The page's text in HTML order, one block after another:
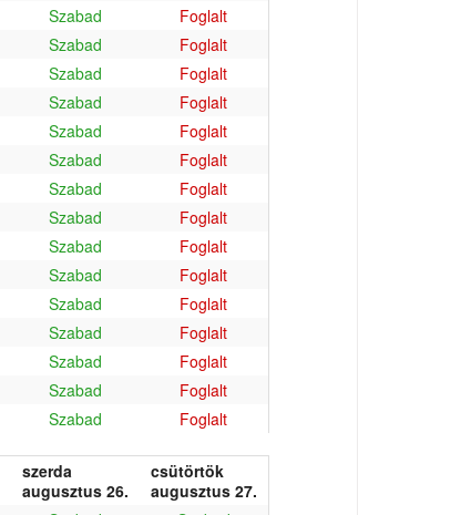
Szabad
Foglalt
Szabad
Foglalt
Szabad
Foglalt
Szabad
Foglalt
Szabad
Foglalt
Szabad
Foglalt
Szabad
Foglalt
Szabad
Foglalt
Szabad
Foglalt
Szabad
Foglalt
Szabad
Foglalt
Szabad
Foglalt
Szabad
Foglalt
Szabad
Foglalt
Szabad Foglalt
szerda
augusztus 26.
csütörtök
augusztus 27.